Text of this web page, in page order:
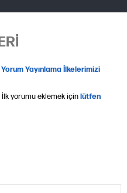
Yayınlama İlkelerimizi
yorumu eklemek içinlütfen